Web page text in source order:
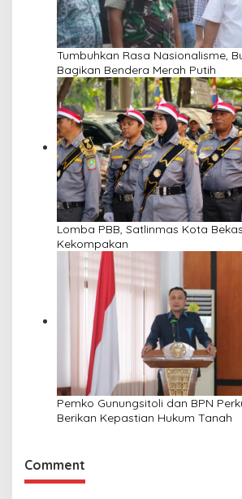
Tumbuhkan Rasa Nasionalisme,
Bagikan Bendera Merah Putih
Lomba PBB, Satlinmas Kota
Kekompakan
Pemko Gunungsitoli dan BPN
Berikan Kepastian Hukum Tanah
Comment